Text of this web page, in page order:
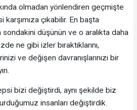
olmadan yönlendiren geçmişte
karşımıza çıkabilir. En başta
sondakini düşünün ve o aralıkta daha
ne gibi izler bıraktıklarını,
ve değişen davranışlarınızı bir
bizi değiştirdi, aynı şekilde biz
insanları değiştirdik.